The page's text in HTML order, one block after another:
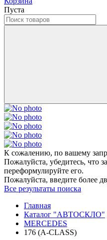
Пуста
К сожалению, по вашему
Пожалуйста, убедитесь, что
переформулируйте его.
Пожалуйста, введите более
Все результаты поиска
Главная
Каталог "АВТОСКЛО"
MERCEDES
176 (A-CLASS)